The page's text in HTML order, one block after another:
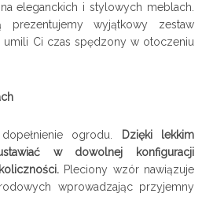
eleganckich i stylowych meblach.
prezentujemy wyjątkowy zestaw
Ci czas spędzony w otoczeniu
ogrodu.
Dzięki lekkim
w dowolnej konfiguracji
Pleciony wzór nawiązuje
wprowadzając przyjemny